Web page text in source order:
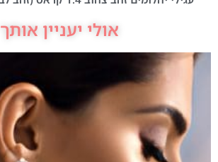
אולי יעניין אותך